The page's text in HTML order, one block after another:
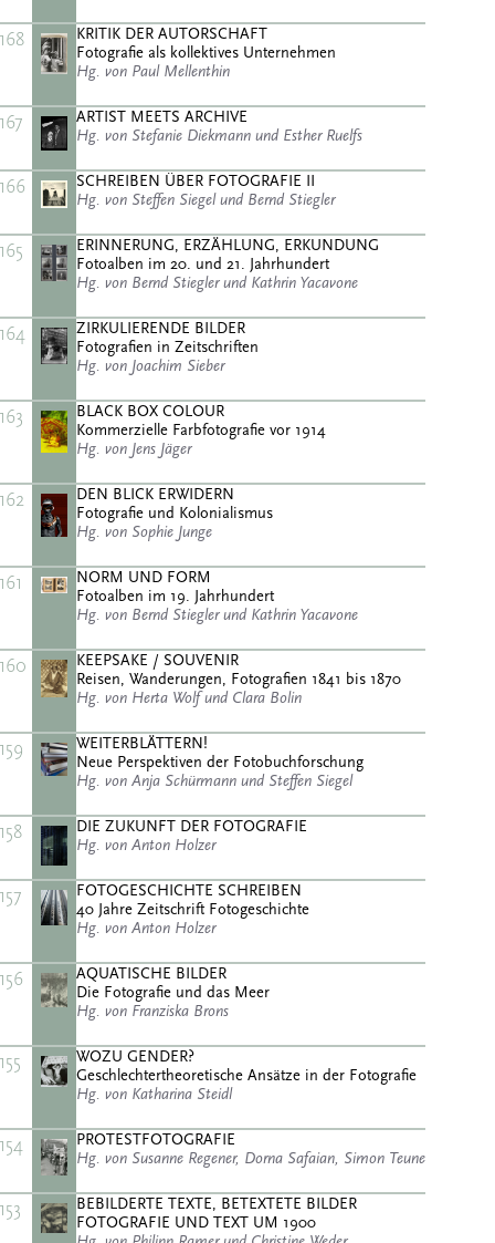
168
KRITIK DER AUTORSCHAFT
Fotografie als kollektives Unternehmen
Hg. von Paul Mellenthin
167
ARTIST MEETS ARCHIVE
Hg. von Stefanie Diekmann und Esther Ruelfs
166
SCHREIBEN ÜBER FOTOGRAFIE II
Hg. von Steffen Siegel und Bernd Stiegler
165
ERINNERUNG, ERZÄHLUNG, ERKUNDUNG
Fotoalben im 20. und 21. Jahrhundert
Hg. von Bernd Stiegler und Kathrin Yacavone
164
ZIRKULIERENDE BILDER
Fotografien in Zeitschriften
Hg. von Joachim Sieber
163
BLACK BOX COLOUR
Kommerzielle Farbfotografie vor 1914
Hg. von Jens Jäger
162
DEN BLICK ERWIDERN
Fotografie und Kolonialismus
Hg. von Sophie Junge
161
NORM UND FORM
Fotoalben im 19. Jahrhundert
Hg. von Bernd Stiegler und Kathrin Yacavone
160
KEEPSAKE / SOUVENIR
Reisen, Wanderungen, Fotografien 1841 bis 1870
Hg. von Herta Wolf und Clara Bolin
159
WEITERBLÄTTERN!
Neue Perspektiven der Fotobuchforschung
Hg. von Anja Schürmann und Steffen Siegel
158
DIE ZUKUNFT DER FOTOGRAFIE
Hg. von Anton Holzer
157
FOTOGESCHICHTE SCHREIBEN
40 Jahre Zeitschrift Fotogeschichte
Hg. von Anton Holzer
156
AQUATISCHE BILDER
Die Fotografie und das Meer
Hg. von Franziska Brons
155
WOZU GENDER?
Geschlechtertheoretische Ansätze in der Fotografie
Hg. von Katharina Steidl
154
PROTESTFOTOGRAFIE
Hg. von Susanne Regener, Dorna Safaian, Simon Teune
153
BEBILDERTE TEXTE, BETEXTETE BILDER
FOTOGRAFIE UND TEXT UM 1900